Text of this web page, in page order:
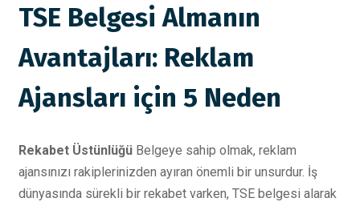
TSE Belgesi Almanın
Avantajları: Reklam
Ajansları için 5 Neden
Rekabet Üstünlüğü Belgeye sahip olmak, reklam
ajansınızı rakiplerinizden ayıran önemli bir unsurdur. İş
dünyasında sürekli bir rekabet varken, TSE belgesi alarak